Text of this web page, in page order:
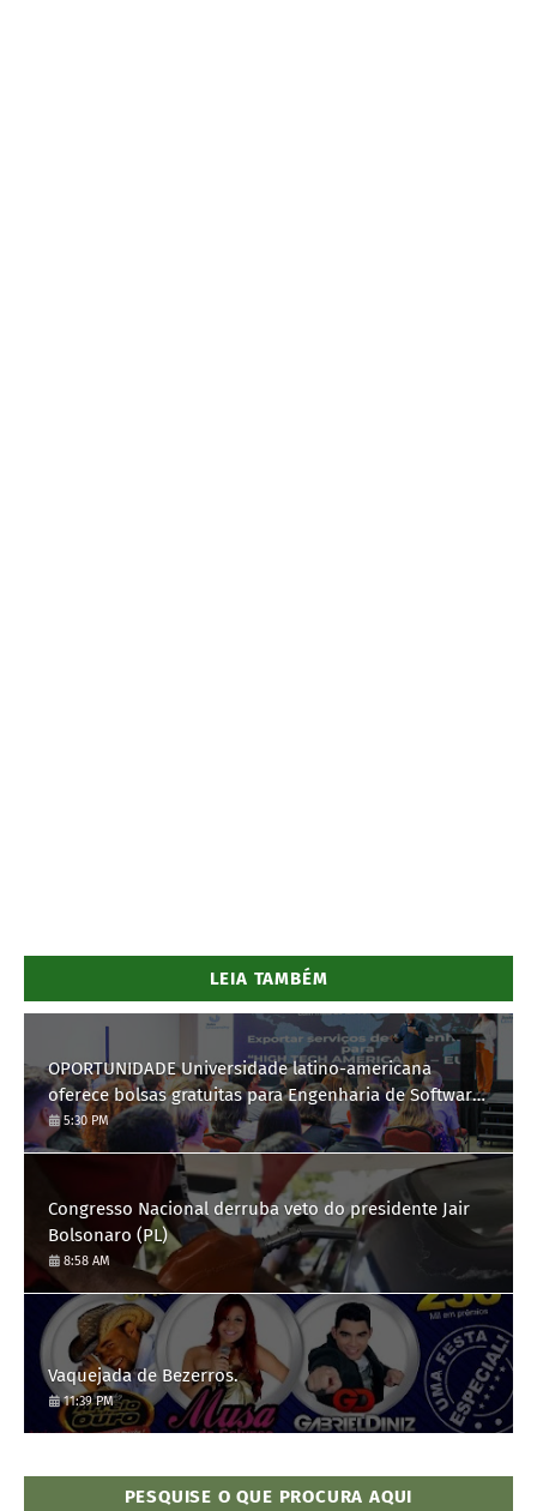
LEIA TAMBÉM
OPORTUNIDADE Universidade latino-americana
oferece bolsas gratuitas para Engenharia de Software;
saiba como se candidatar
5:30 PM
Congresso Nacional derruba veto do presidente Jair
Bolsonaro (PL)
8:58 AM
Vaquejada de Bezerros.
11:39 PM
PESQUISE O QUE PROCURA AQUI